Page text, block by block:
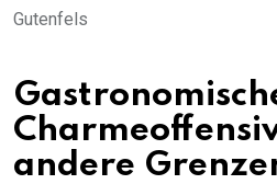
Gutenfels
andere